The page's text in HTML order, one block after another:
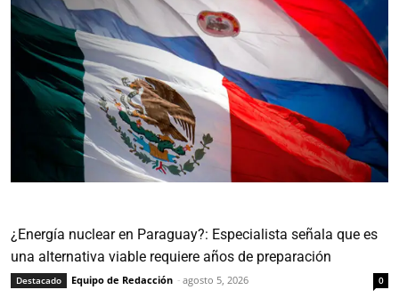
¿Energía nuclear en Paraguay?: Especialista señala que es
una alternativa viable requiere años de preparación
Destacado Equipo de Redacción - agosto 5, 2026 0